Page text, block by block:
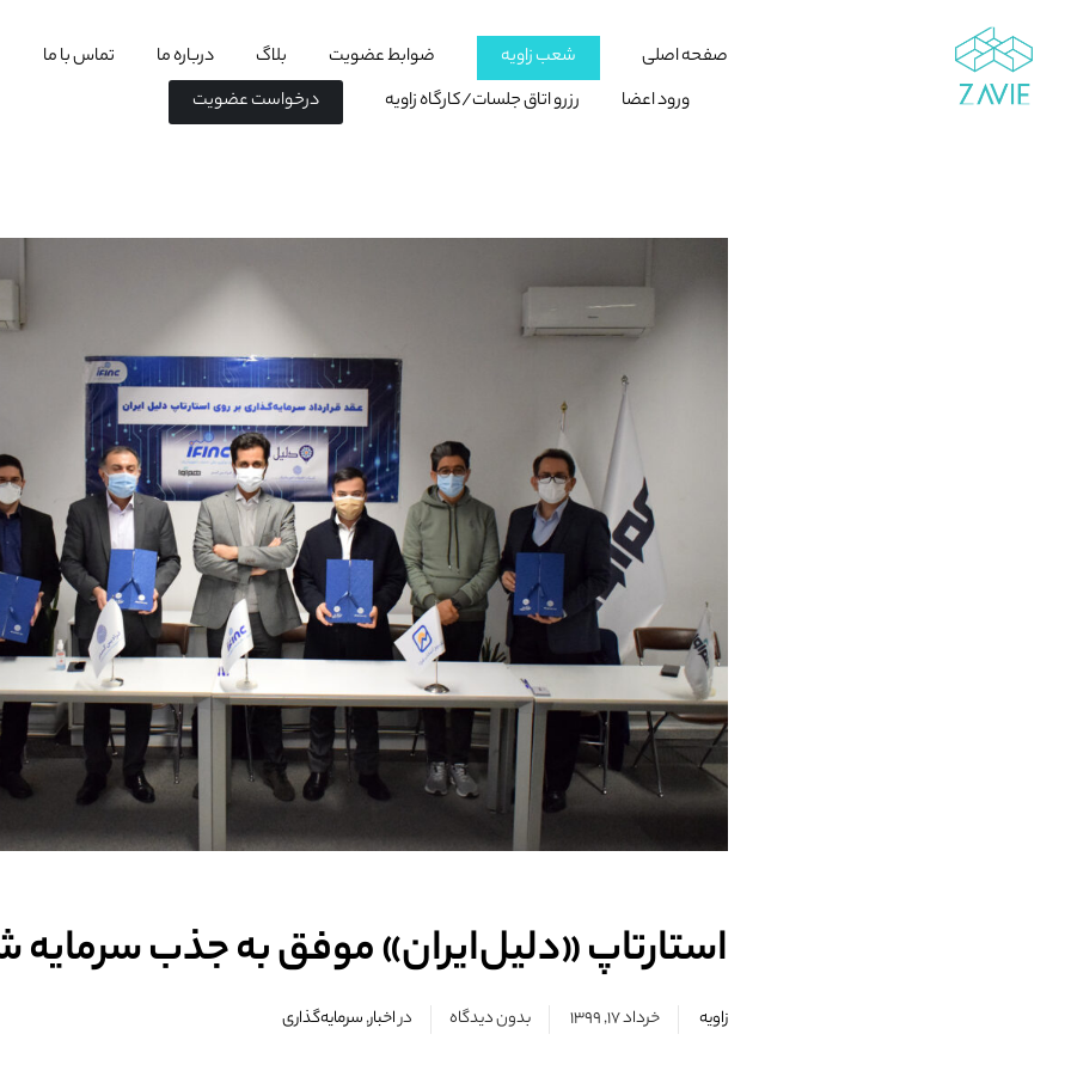
صفحه اصلی شعب زاویه ضوابط عضویت بلاگ درباره ما
تماس با ما
ورود اعضا
رزرو اتاق جلسات/کارگاه زاویه درخواست عضویت
استارتاپ «دلیل‌ایران» موفق به جذب سرمایه
زاویه خرداد ۱۷, ۱۳۹۹ بدون دیدگاه دراخبار,سرمایه‌گذاری